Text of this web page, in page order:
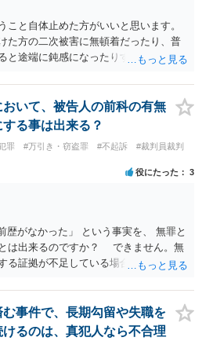
こと自体止めた方がいいと思います。
た方の二次被害に無頓着だったり、普
と途端に鈍感になったりする方がいま
た方がいいです。 ラインについてです
になるのかによります。 既に相手が事
するなら見せてもいいのでしょうが、
に見せたものは全て相談者の方に不利
す。
いて、被告人の前科の有無
る事は出来る？
罪 #万引き・窃盗罪 #不起訴
#裁判員裁判
役にたった 3
歴がなかった」 という事実を、 無罪と
は出来るのですか？ できません。無
る証拠が不足している場合です。 一
ることの証拠の一つとはできるとされ
「前科にかかる犯罪事実が顕著な特徴
る犯罪事実と相当程度類似することか
一であることを合理的に推認させるよ
事件で、長期勾留や失職を
るのは、真犯人なら不合理